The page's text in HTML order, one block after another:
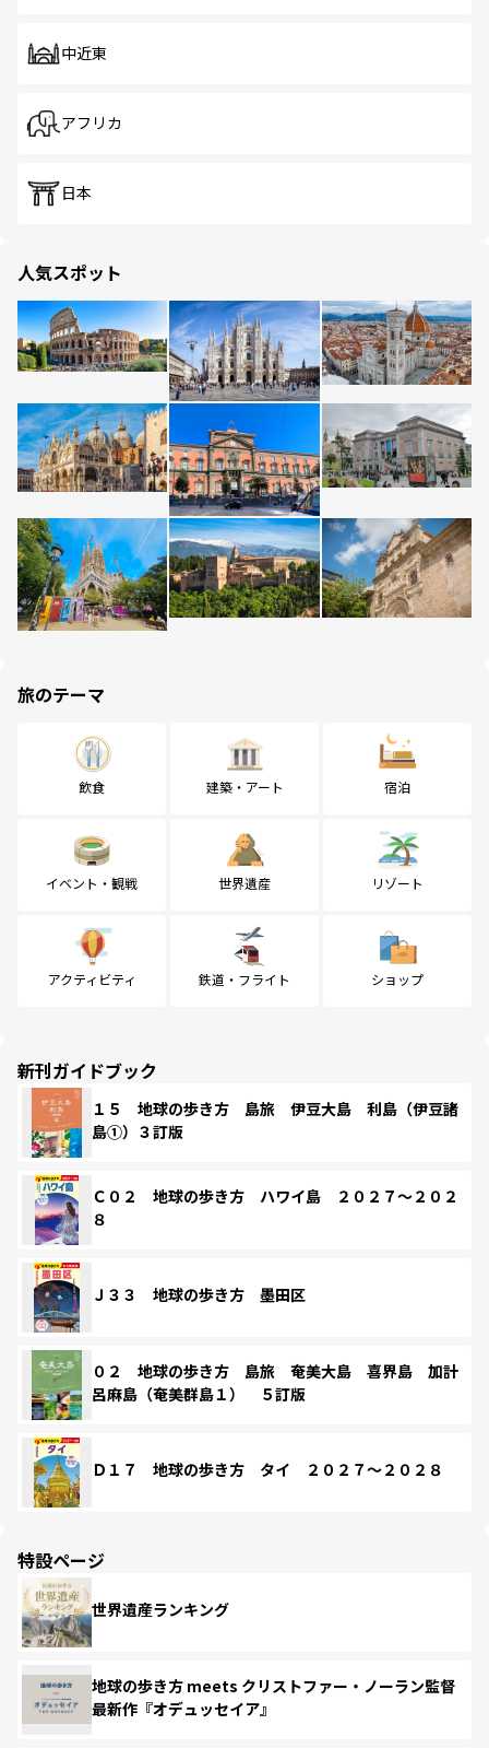
中近東
アフリカ
日本
人気スポット
旅のテーマ
飲食 建築・アート 宿泊
イベント・観戦 世界遺産 リゾート
アクティビティ 鉄道・フライト ショップ
新刊ガイドブック
１５ 地球の歩き方 島旅 伊豆大島 利島（伊豆諸
島①）３訂版
Ｃ０２ 地球の歩き方 ハワイ島 ２０２７～２０２
８
Ｊ３３ 地球の歩き方 墨田区
０２ 地球の歩き方 島旅 奄美大島 喜界島 加計
呂麻島（奄美群島１） ５訂版
Ｄ１７ 地球の歩き方 タイ ２０２７～２０２８
特設ページ
世界遺産ランキング
地球の歩き方 meets クリストファー・ノーラン監督
最新作『オデュッセイア』